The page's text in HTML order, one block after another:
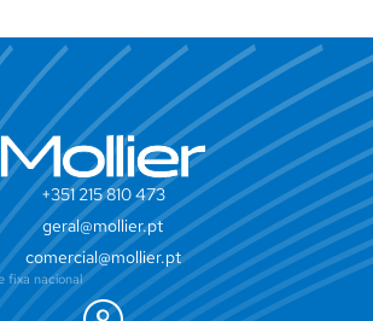
+351 215 810 473
geral@mollier.pt
comercial@mollier.pt
fixa nacional